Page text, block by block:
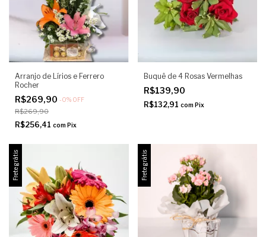
Arranjo de Lírios e Ferrero
Rocher
R$269,90 -0% OFF
R$269,90
R$256,41 com Pix
Buquê de 4 Rosas Vermelhas
R$139,90
R$132,91 com Pix
Frete grátis Frete grátis